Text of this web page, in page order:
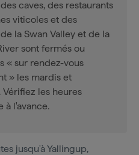
caves, des restaurants
viticoles et des
la Swan Valley et de la
sont fermés ou
« sur rendez-vous
» les mardis et
les heures
à l'avance.
jusqu'à Yallingup,